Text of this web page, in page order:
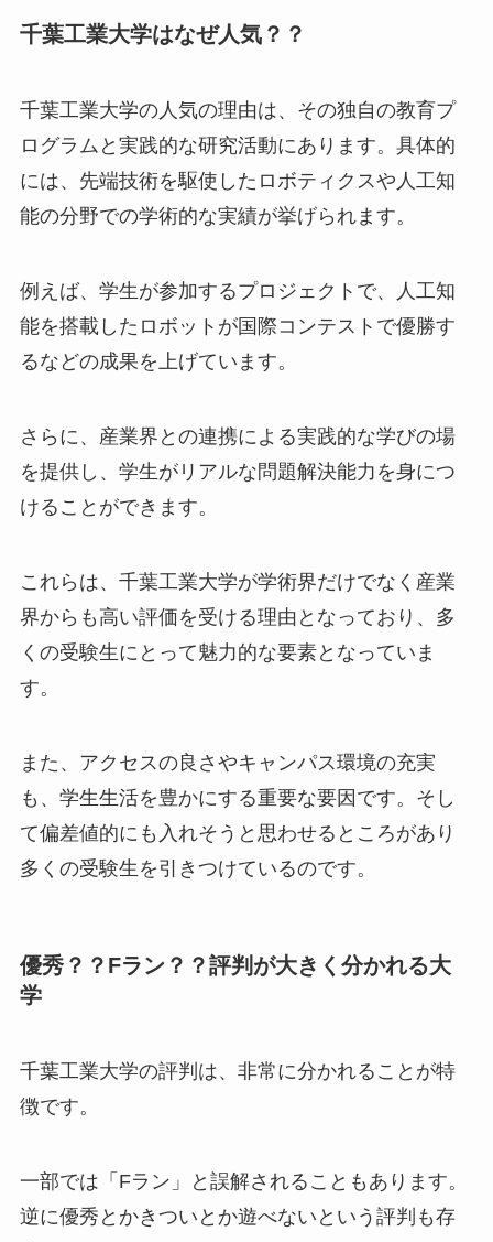
千葉工業大学はなぜ人気？？
千葉工業大学の人気の理由は、その独自の教育プ
ログラムと実践的な研究活動にあります。具体的
には、先端技術を駆使したロボティクスや人工知
能の分野での学術的な実績が挙げられます。
例えば、学生が参加するプロジェクトで、人工知
能を搭載したロボットが国際コンテストで優勝す
るなどの成果を上げています。
さらに、産業界との連携による実践的な学びの場
を提供し、学生がリアルな問題解決能力を身につ
けることができます。
これらは、千葉工業大学が学術界だけでなく産業
界からも高い評価を受ける理由となっており、多
くの受験生にとって魅力的な要素となっていま
す。
また、アクセスの良さやキャンパス環境の充実
も、学生生活を豊かにする重要な要因です。そし
て偏差値的にも入れそうと思わせるところがあり
多くの受験生を引きつけているのです。
優秀？？Fラン？？評判が大きく分かれる大
学
千葉工業大学の評判は、非常に分かれることが特
徴です。
一部では「Fラン」と誤解されることもあります。
逆に優秀とかきついとか遊べないという評判も存